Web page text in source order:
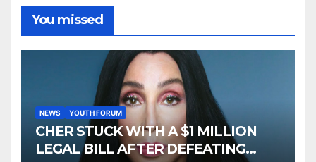
You missed
NEWS YOUTH FORUM
CHER STUCK WITH A $1 MILLION
LEGAL BILL AFTER DEFEATING